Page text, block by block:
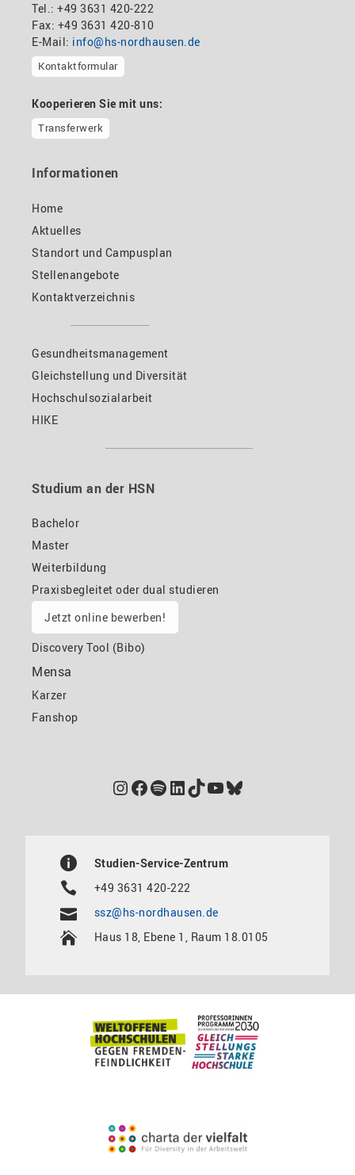
Tel.: +49 3631 420-222
Fax: +49 3631 420-810
E-Mail: info@hs-nordhausen.de
Kontaktformular
Kooperieren Sie mit uns:
Transferwerk
Informationen
Home
Aktuelles
Standort und Campusplan
Stellenangebote
Kontaktverzeichnis
Gesundheitsmanagement
Gleichstellung und Diversität
Hochschulsozialarbeit
HIKE
Studium an der HSN
Bachelor
Master
Weiterbildung
Praxisbegleitet oder dual studieren
Jetzt online bewerben!
Discovery Tool (Bibo)
Mensa
Karzer
Fanshop
Instagram
Facebook
Spotify
LinkedIn
TikTok
YouTube
Bluesky
Studien-Service-Zentrum
+49 3631 420-222
ssz@hs-nordhausen.de
Haus 18, Ebene 1, Raum 18.0105